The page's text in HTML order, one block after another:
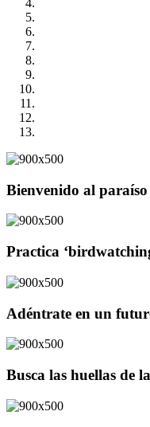
Bienvenido al
Practica
Adéntrate en un
Busca las huellas de